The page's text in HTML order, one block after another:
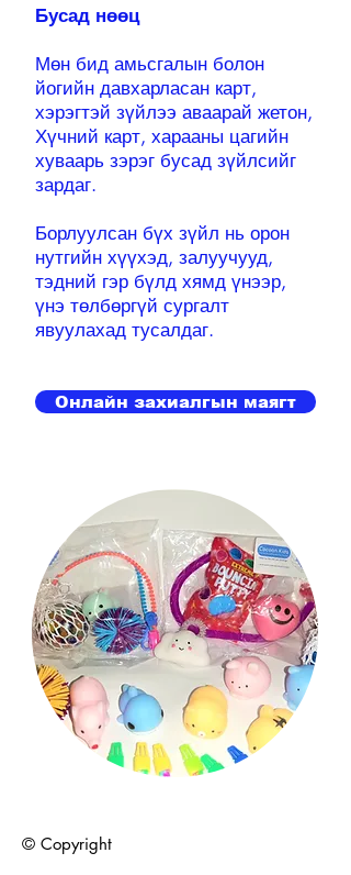
Бусад нөөц
Мөн бид амьсгалын болон
йогийн давхарласан карт,
хэрэгтэй зүйлээ аваарай жетон,
Хүчний карт, харааны цагийн
хуваарь зэрэг бусад зүйлсийг
зардаг.
Борлуулсан бүх зүйл нь орон
нутгийн хүүхэд, залуучууд,
тэдний гэр бүлд хямд үнээр,
үнэ төлбөргүй сургалт
явуулахад тусалдаг.
Онлайн захиалгын маягт
© Copyright